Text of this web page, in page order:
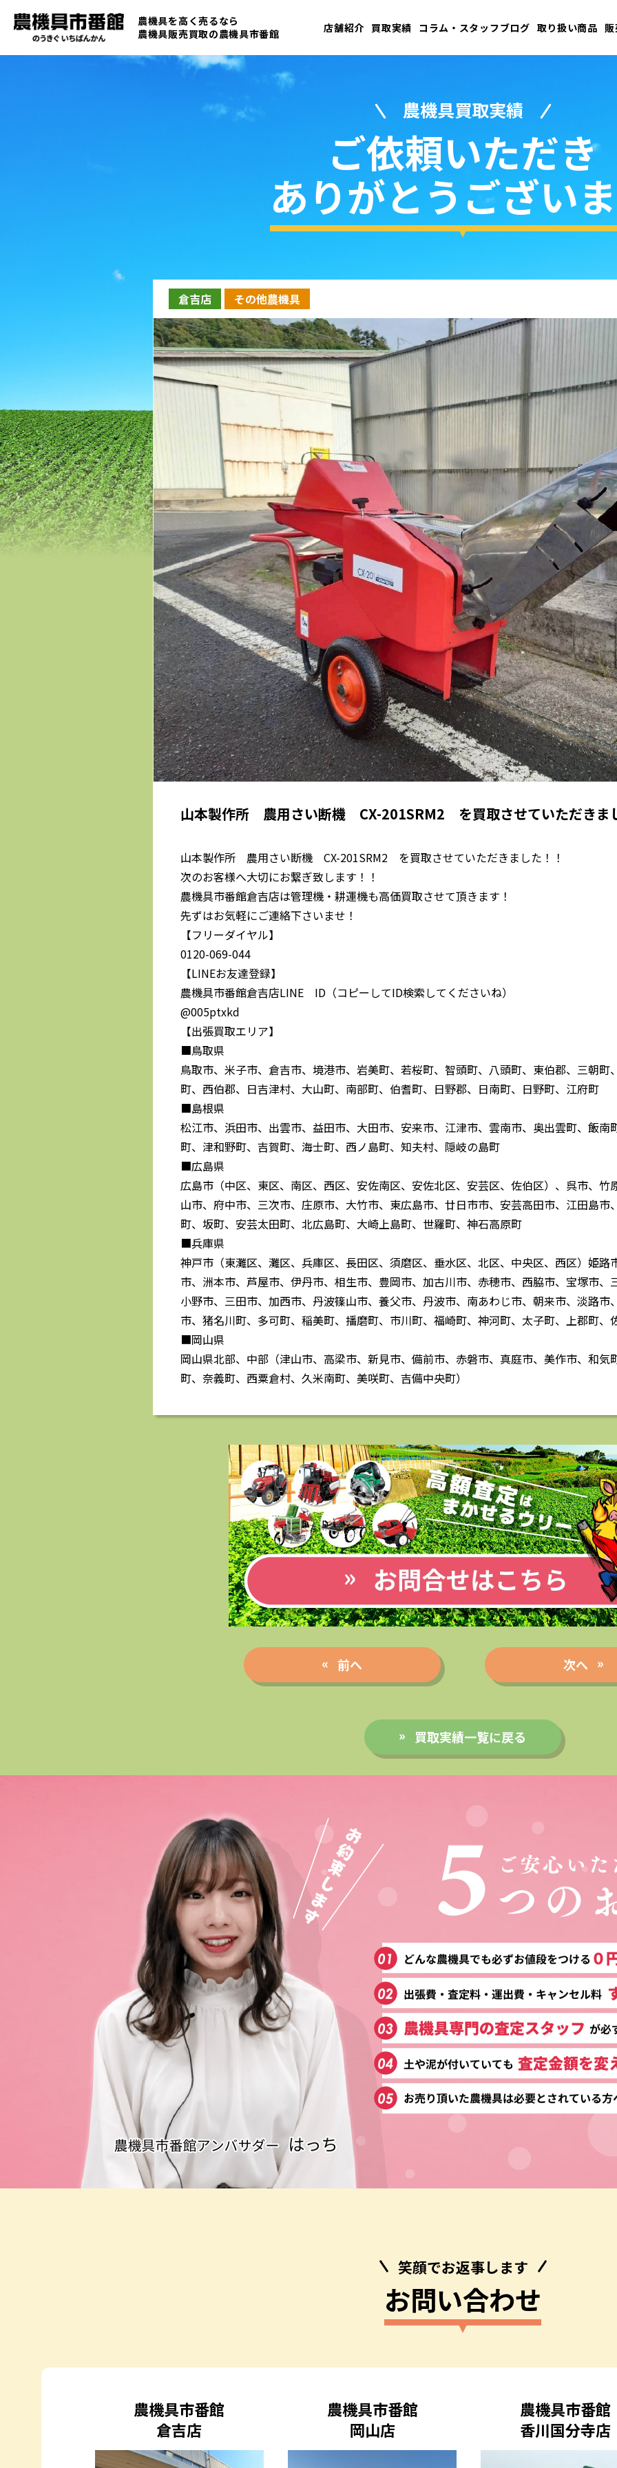
農機具を高く売るなら
農機具販売買取の農機具市番館 店舗紹介 買取実績 コラム・スタッフブログ 取り扱い商品
農機具買取実績
ご依頼いただき
ありがとうござい
倉吉店 その他農機具
山本製作所 農用さい断機 CX-201SRM2 を買取させていただきま
山本製作所 農用さい断機 CX-201SRM2 を買取させていただきました！！
次のお客様へ大切にお繋ぎ致します！！
農機具市番館倉吉店は管理機・耕運機も高価買取させて頂きます！
先ずはお気軽にご連絡下さいませ！
【フリーダイヤル】
0120-069-044
【LINEお友達登録】
農機具市番館倉吉店LINE ID（コピーしてID検索してくださいね）
@005ptxkd
【出張買取エリア】
■鳥取県
鳥取市、米子市、倉吉市、境港市、岩美町、若桜町、智頭町、八頭町、東伯郡、三朝町
町、西伯郡、日吉津村、大山町、南部町、伯耆町、日野郡、日南町、日野町、江府町
■島根県
松江市、浜田市、出雲市、益田市、大田市、安来市、江津市、雲南市、奥出雲町、飯南
町、津和野町、吉賀町、海士町、西ノ島町、知夫村、隠岐の島町
■広島県
広島市（中区、東区、南区、西区、安佐南区、安佐北区、安芸区、佐伯区）、呉市、竹
山市、府中市、三次市、庄原市、大竹市、東広島市、廿日市市、安芸高田市、江田島市
町、坂町、安芸太田町、北広島町、大崎上島町、世羅町、神石高原町
■兵庫県
神戸市（東灘区、灘区、兵庫区、長田区、須磨区、垂水区、北区、中央区、西区）姫路
市、洲本市、芦屋市、伊丹市、相生市、豊岡市、加古川市、赤穂市、西脇市、宝塚市、
小野市、三田市、加西市、丹波篠山市、養父市、丹波市、南あわじ市、朝来市、淡路市
市、猪名川町、多可町、稲美町、播磨町、市川町、福崎町、神河町、太子町、上郡町、
■岡山県
岡山県北部、中部（津山市、高梁市、新見市、備前市、赤磐市、真庭市、美作市、和気
町、奈義町、西粟倉村、久米南町、美咲町、吉備中央町）
前へ 次へ
買取実績一覧に戻る
笑顔でお返事します
お問い合わせ
農機具市番館
倉吉店
農機具市番館
岡山店
農機具市番館
香川国分寺店